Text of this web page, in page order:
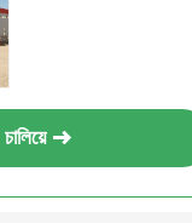
চালিয়ে